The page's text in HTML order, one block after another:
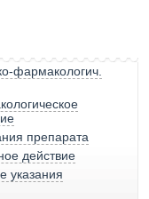
фармакологич.
препарата
действие
указания